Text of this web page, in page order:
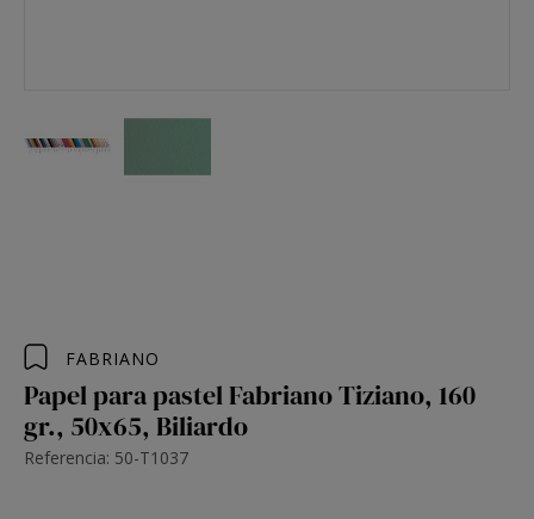
FABRIANO
Papel para pastel Fabriano Tiziano, 160
gr., 50x65, Biliardo
Referencia: 50-T1037